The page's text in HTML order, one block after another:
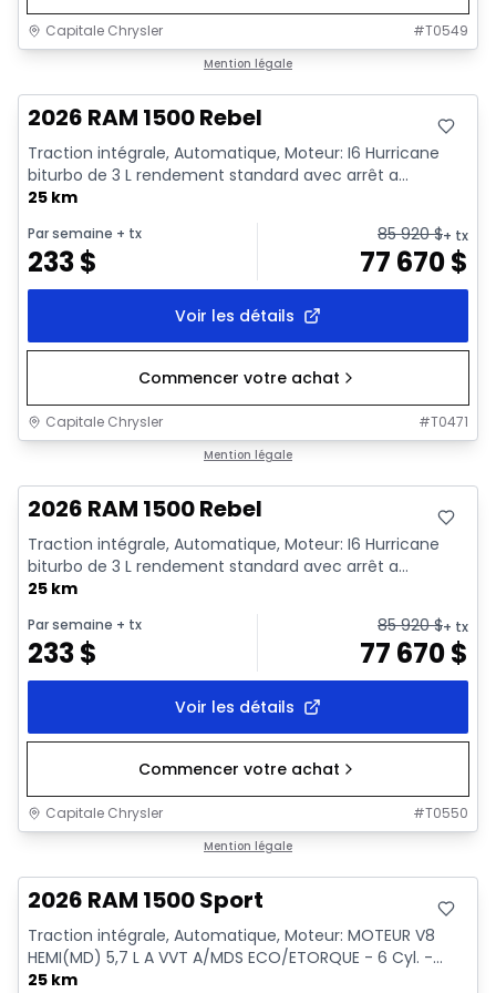
Capitale Chrysler #T0549
Mention légale
2026 RAM 1500 Rebel
Traction intégrale, Automatique, Moteur: I6 Hurricane
biturbo de 3 L rendement standard avec arrêt a...
25 km
Par semaine + tx
233$
85 920$+ tx
77 670$
Voir les détails
Commencer votre achat
Capitale Chrysler #T0471
Mention légale
2026 RAM 1500 Rebel
Traction intégrale, Automatique, Moteur: I6 Hurricane
biturbo de 3 L rendement standard avec arrêt a...
25 km
Par semaine + tx
233$
85 920$+ tx
77 670$
Voir les détails
Commencer votre achat
Capitale Chrysler #T0550
Mention légale
2026 RAM 1500 Sport
Traction intégrale, Automatique, Moteur: MOTEUR V8
HEMI(MD) 5,7 L A VVT A/MDS ECO/ETORQUE - 6 Cyl. -...
25 km